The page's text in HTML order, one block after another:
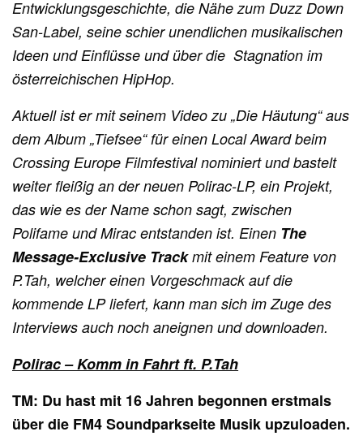
Entwicklungsgeschichte, die Nähe zum Duzz Down
San-Label, seine schier unendlichen musikalischen
Ideen und Einflüsse und über die Stagnation im
österreichischen HipHop.
Aktuell ist er mit seinem Video zu „Die Häutung“ aus
dem Album „Tiefsee“ für einen Local Award beim
Crossing Europe Filmfestival nominiert und bastelt
weiter fleißig an der neuen Polirac-LP, ein Projekt,
das wie es der Name schon sagt, zwischen
Polifame und Mirac entstanden ist. Einen The
Message-Exclusive Trackmit einem Feature von
P.Tah, welcher einen Vorgeschmack auf die
kommende LP liefert, kann man sich im Zuge des
Interviews auch noch aneignen und downloaden.
Polirac – Komm in Fahrt ft. P.Tah
TM: Du hast mit 16 Jahren begonnen erstmals
über die FM4 Soundparkseite Musik upzuloaden.